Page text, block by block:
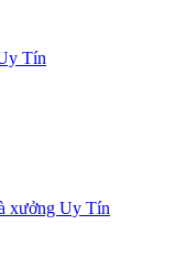
Tín
xưởng Uy Tín